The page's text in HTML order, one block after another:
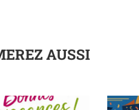
AUSSI